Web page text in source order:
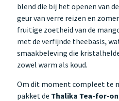
blend die bij het openen van
geur van verre reizen en
fruitige zoetheid van de
met de verfijnde theebasis,
smaakbeleving die
zowel warm als koud.
Om dit moment compleet te
pakket de Thalika Tea-for-